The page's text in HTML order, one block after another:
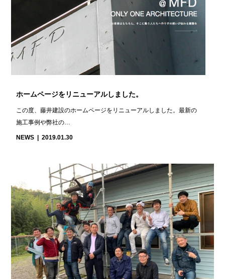
ホームページをリニューアルしました。
この度、藤井建設のホームページをリニューアルしました。最新の
施工事例や弊社の…
NEWS 2019.01.30